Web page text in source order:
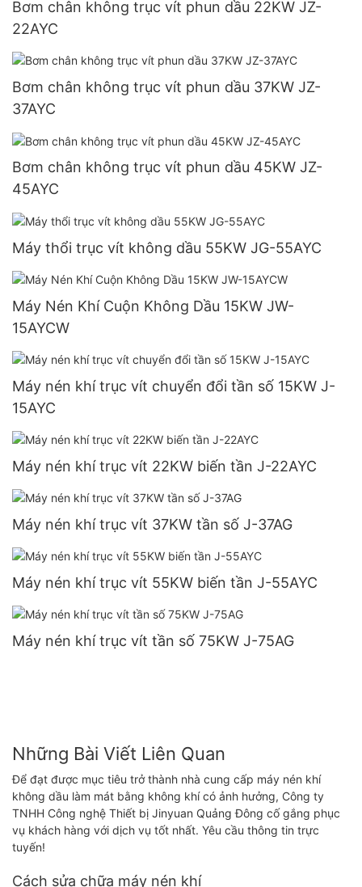
Bơm chân không trục vít phun dầu 22KW JZ-
22AYC
Bơm chân không trục vít phun dầu 37KW JZ-
37AYC
Bơm chân không trục vít phun dầu 45KW JZ-
45AYC
Máy thổi trục vít không dầu 55KW JG-55AYC
Máy Nén Khí Cuộn Không Dầu 15KW JW-
15AYCW
Máy nén khí trục vít chuyển đổi tần số 15KW J-
15AYC
Máy nén khí trục vít 22KW biến tần J-22AYC
Máy nén khí trục vít 37KW tần số J-37AG
Máy nén khí trục vít 55KW biến tần J-55AYC
Máy nén khí trục vít tần số 75KW J-75AG
Những Bài Viết Liên Quan
Để đạt được mục tiêu trở thành nhà cung cấp máy nén khí
không dầu làm mát bằng không khí có ảnh hưởng, Công ty
TNHH Công nghệ Thiết bị Jinyuan Quảng Đông cố gắng phục
vụ khách hàng với dịch vụ tốt nhất. Yêu cầu thông tin trực
tuyến!
Cách sửa chữa máy nén khí